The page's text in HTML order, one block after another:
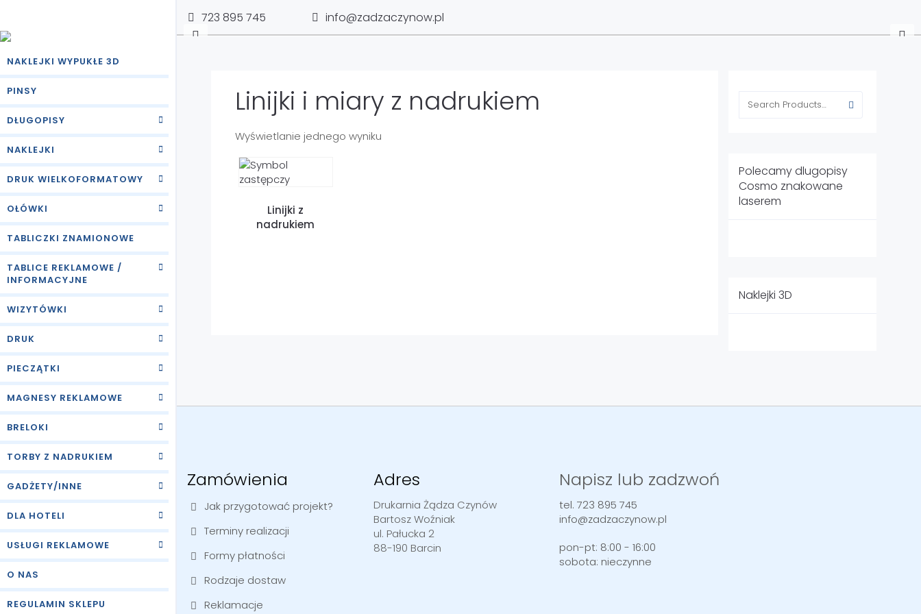
NAKLEJKI WYPUKŁE 3D
PINSY
DŁUGOPISY
NAKLEJKI
DRUK WIELKOFORMATOWY
OŁÓWKI
TABLICZKI ZNAMIONOWE
TABLICE REKLAMOWE /
INFORMACYJNE
WIZYTÓWKI
DRUK
PIECZĄTKI
MAGNESY REKLAMOWE
BRELOKI
TORBY Z NADRUKIEM
GADŻETY/INNE
DLA HOTELI
USŁUGI REKLAMOWE
O NAS
REGULAMIN SKLEPU
723 895 745 info@zadzaczynow.pl
Linijki i miary z nadrukiem
Wyświetlanie jednego wyniku
Linijki z
nadrukiem
Search
Polecamy dlugopisy
Cosmo znakowane
laserem
Naklejki 3D
Zamówienia
Jak przygotować projekt?
Terminy realizacji
Formy płatności
Rodzaje dostaw
Reklamacje
Adres
Drukarnia Żądza Czynów
Bartosz Woźniak
ul. Pałucka 2
88-190 Barcin
Napisz lub zadzwoń
tel. 723 895 745
info@zadzaczynow.pl
pon-pt: 8:00 - 16:00
sobota: nieczynne